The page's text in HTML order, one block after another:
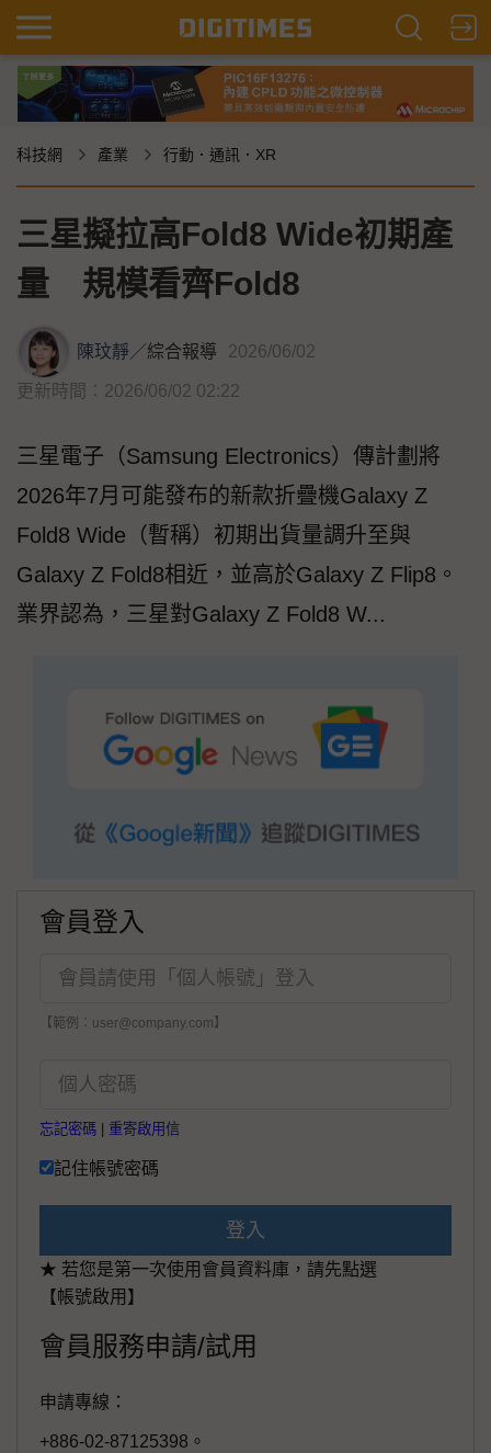
科技網 產業 行動．通訊．XR
三星擬拉高Fold8 Wide初期產
量 規模看齊Fold8
陳玟靜／綜合報導 2026/06/02
更新時間：2026/06/02 02:22
三星電子（Samsung Electronics）傳計劃將
2026年7月可能發布的新款折疊機Galaxy Z
Fold8 Wide（暫稱）初期出貨量調升至與
Galaxy Z Fold8相近，並高於Galaxy Z Flip8。
業界認為，三星對Galaxy Z Fold8 W...
會員登入
【範例：user@company.com】
忘記密碼 重寄啟用信
記住帳號密碼
登入
★ 若您是第一次使用會員資料庫，請先點選
【帳號啟用】
會員服務申請/試用
申請專線：
+886-02-87125398。